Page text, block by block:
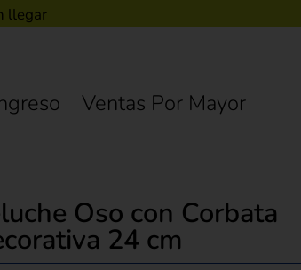
llegar
Ventas Por Mayor
Oso con Corbata
24 cm